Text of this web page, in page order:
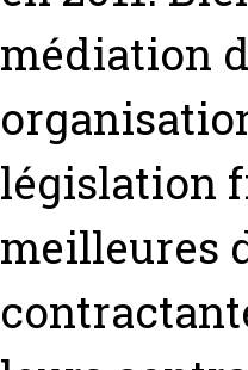
médiation
législation
meilleures